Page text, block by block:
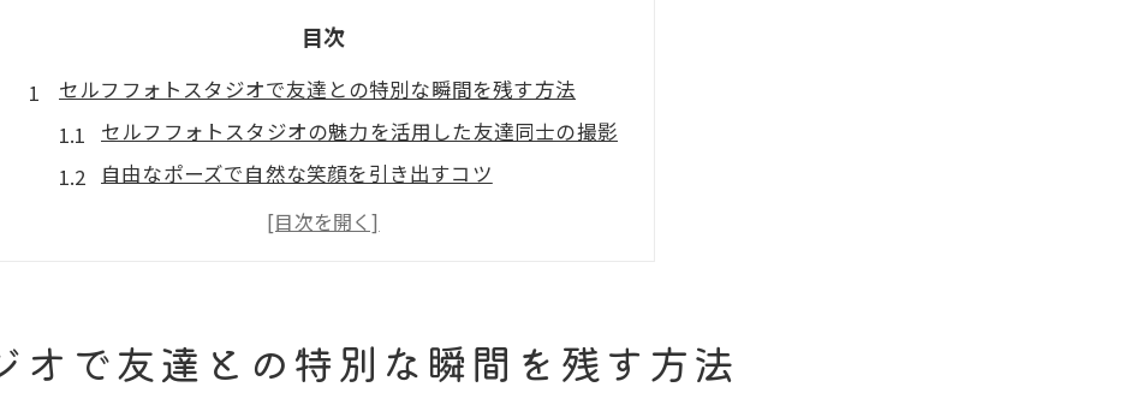
目次
セルフフォトスタジオで友達との特別な瞬間を残す方法
セルフフォトスタジオの魅力を活用した友達同士の撮影
自由なポーズで自然な笑顔を引き出すコツ
セルフフォトスタジオで使えるおしゃれな背景の選び方
いつまでも色褪せない友情写真の残し方
友達との思い出をセルフフォトスタジオで彩るアイデア
オで友達との特別な瞬間を残す方法